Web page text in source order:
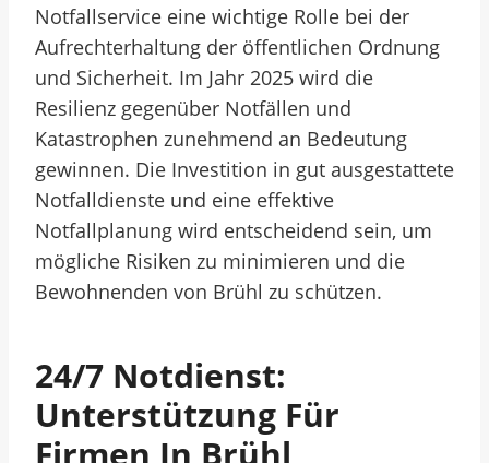
Notfallservice eine wichtige Rolle bei der
Aufrechterhaltung der öffentlichen Ordnung
und Sicherheit. Im Jahr 2025 wird die
Resilienz gegenüber Notfällen und
Katastrophen zunehmend an Bedeutung
gewinnen. Die Investition in gut ausgestattete
Notfalldienste und eine effektive
Notfallplanung wird entscheidend sein, um
mögliche Risiken zu minimieren und die
Bewohnenden von Brühl zu schützen.
24/7 Notdienst:
Unterstützung Für
Firmen In Brühl